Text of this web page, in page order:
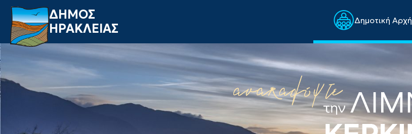
ΔΗΜΟΣ
ΗΡΑΚΛΕΙΑΣ
Δημοτική Αρχή